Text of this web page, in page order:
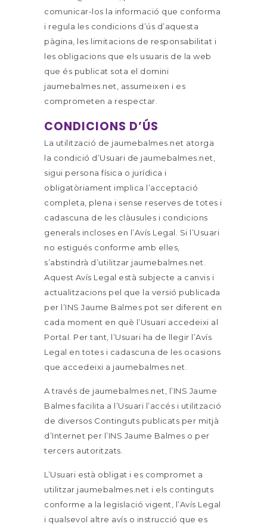
comunicar-los la informació que conforma
i regula les condicions d’ús d’aquesta
pàgina, les limitacions de responsabilitat i
les obligacions que els usuaris de la web
que és publicat sota el domini
jaumebalmes.net, assumeixen i es
comprometen a respectar.
CONDICIONS D’ÚS
La utilització de jaumebalmes.net atorga
la condició d’Usuari de jaumebalmes.net,
sigui persona física o jurídica i
obligatòriament implica l’acceptació
completa, plena i sense reserves de totes i
cadascuna de les clàusules i condicions
generals incloses en l’Avís Legal. Si l’Usuari
no estigués conforme amb elles,
s’abstindrà d’utilitzar jaumebalmes.net.
Aquest Avís Legal està subjecte a canvis i
actualitzacions pel que la versió publicada
per l’INS Jaume Balmes pot ser diferent en
cada moment en què l’Usuari accedeixi al
Portal. Per tant, l’Usuari ha de llegir l’Avís
Legal en totes i cadascuna de les ocasions
que accedeixi a jaumebalmes.net.
A través de jaumebalmes.net, l’INS Jaume
Balmes facilita a l’Usuari l’accés i utilització
de diversos Continguts publicats per mitjà
d’Internet per l’INS Jaume Balmes o per
tercers autoritzats.
L’Usuari està obligat i es compromet a
utilitzar jaumebalmes.net i els continguts
conforme a la legislació vigent, l’Avís Legal
i qualsevol altre avís o instrucció que es